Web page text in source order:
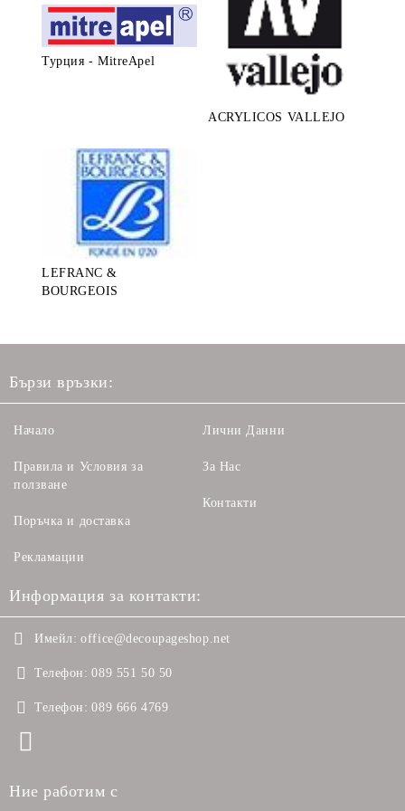
Турция - MitreApel
ACRYLICOS VALLEJO
LEFRANC &
BOURGEOIS
Бързи връзки:
Начало
Правила и Условия за
ползване
Поръчка и доставка
Рекламации
Лични Данни
За Нас
Контакти
Информация за контакти:
Имейл: office@decoupageshop.net
Телефон: 089 551 50 50
Телефон: 089 666 4769
Ние работим с